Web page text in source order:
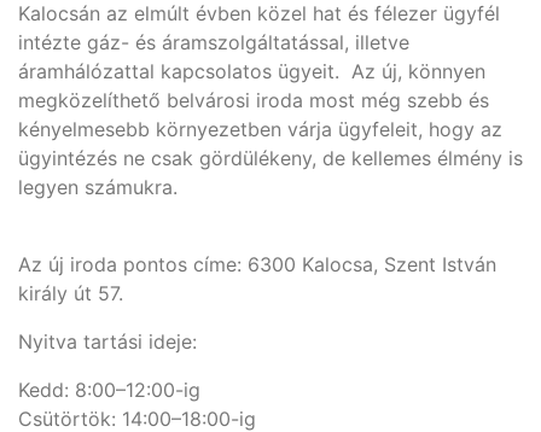
Kalocsán az elmúlt évben közel hat és félezer ügyfél
intézte gáz- és áramszolgáltatással, illetve
áramhálózattal kapcsolatos ügyeit. Az új, könnyen
megközelíthető belvárosi iroda most még szebb és
kényelmesebb környezetben várja ügyfeleit, hogy az
ügyintézés ne csak gördülékeny, de kellemes élmény is
legyen számukra.
Az új iroda pontos címe: 6300 Kalocsa, Szent István
király út 57.
Nyitva tartási ideje:
Kedd: 8:00–12:00-ig
Csütörtök: 14:00–18:00-ig